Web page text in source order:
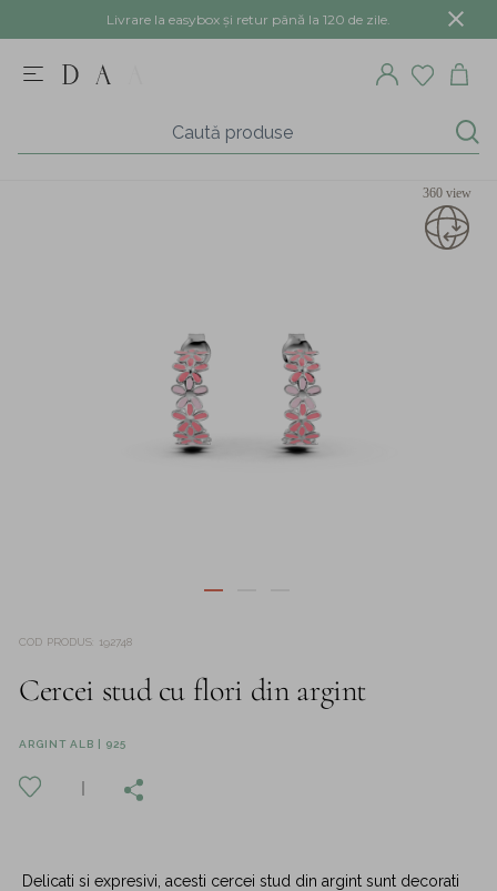
Livrare la easybox și retur până la 120 de zile.
360 view
COD PRODUS 192748
Cercei stud cu flori din argint
ARGINT ALB | 925
Delicati si expresivi, acesti cercei stud din argint sunt decorati